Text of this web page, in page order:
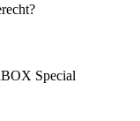
Special